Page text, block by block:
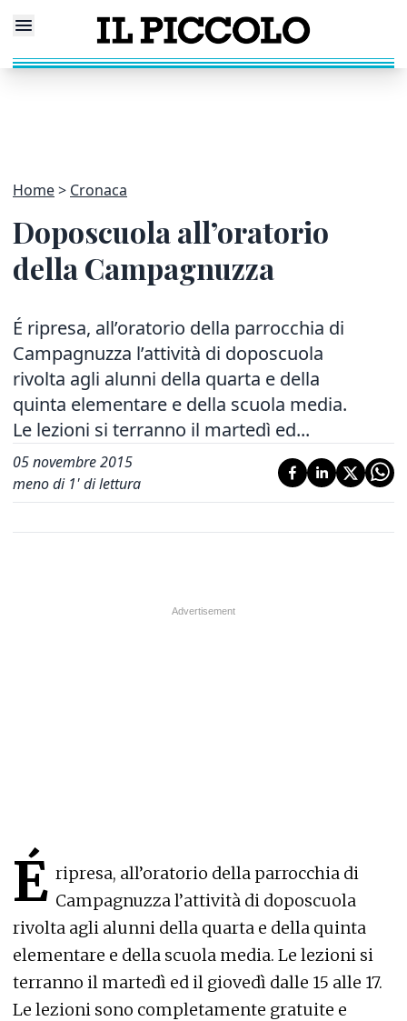
Home Cronaca
Doposcuola all’oratorio
della Campagnuzza
É ripresa, all’oratorio della parrocchia di
Campagnuzza l’attività di doposcuola
rivolta agli alunni della quarta e della
quinta elementare e della scuola media.
Le lezioni si terranno il martedì ed...
05 novembre 2015
meno di 1' di lettura
É ripresa, all’oratorio della parrocchia di
Campagnuzza l’attività di doposcuola
rivolta agli alunni della quarta e della quinta
elementare e della scuola media. Le lezioni si
terranno il martedì ed il giovedì dalle 15 alle 17.
Le lezioni sono completamente gratuite e